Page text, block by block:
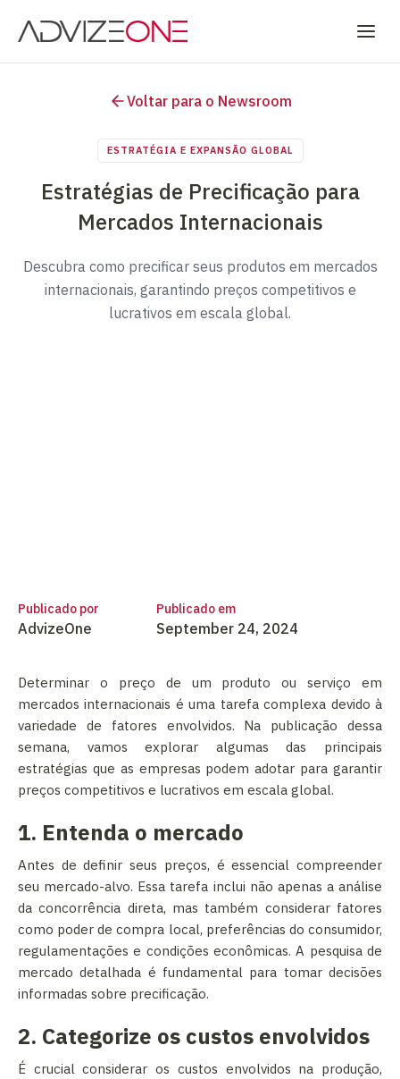
Voltar para o Newsroom
ESTRATÉGIA E EXPANSÃO GLOBAL
Estratégias de Precificação para
Mercados Internacionais
Descubra como precificar seus produtos em mercados
internacionais, garantindo preços competitivos e
lucrativos em escala global.
Publicado por
AdvizeOne
Publicado em
September 24, 2024
Determinar o preço de um produto ou serviço em
mercados internacionais é uma tarefa complexa devido à
variedade de fatores envolvidos. Na publicação dessa
semana, vamos explorar algumas das principais
estratégias que as empresas podem adotar para garantir
preços competitivos e lucrativos em escala global.
1. Entenda o mercado
Antes de definir seus preços, é essencial compreender
seu mercado-alvo. Essa tarefa inclui não apenas a análise
da concorrência direta, mas também considerar fatores
como poder de compra local, preferências do consumidor,
regulamentações e condições econômicas. A pesquisa de
mercado detalhada é fundamental para tomar decisões
informadas sobre precificação.
2. Categorize os custos envolvidos
É crucial considerar os custos envolvidos na produção,